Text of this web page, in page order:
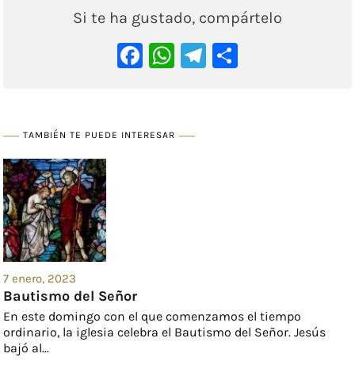
Si te ha gustado, compártelo
Facebook
WhatsApp
Telegram
TAMBIÉN TE PUEDE INTERESAR
7 enero, 2023
Bautismo del Señor
En este domingo con el que comenzamos el tiempo
ordinario, la iglesia celebra el Bautismo del Señor. Jesús
bajó al...